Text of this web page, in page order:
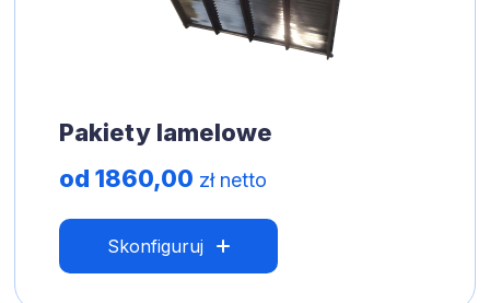
Pakiety lamelowe
od 1860,00 zł netto
Skonfiguruj